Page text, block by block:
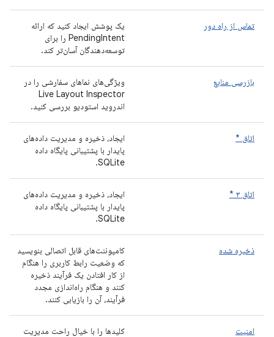
تماس از راه دور
یک پوشش ایجاد کنید که ارائه
PendingIntent را برای
توسعه‌دهندگان آسان‌تر کند.
بازرسی منابع
ویژگی‌های نماهای سفارشی را در
Live Layout Inspector
اندروید استودیو بررسی کنید.
اتاق *
ایجاد، ذخیره و مدیریت داده‌های
پایدار با پشتیبانی پایگاه داده
SQLite.
اتاق ۳ *
ایجاد، ذخیره و مدیریت داده‌های
پایدار با پشتیبانی پایگاه داده
SQLite.
ذخیره شده
کامپوننت‌های قابل اتصالی بنویسید
که وضعیت رابط کاربری را هنگام
از کار افتادن یک فرآیند ذخیره
کنند و هنگام راه‌اندازی مجدد
فرآیند، آن را بازیابی کنند.
امنیت
کلیدها را با خیال راحت مدیریت